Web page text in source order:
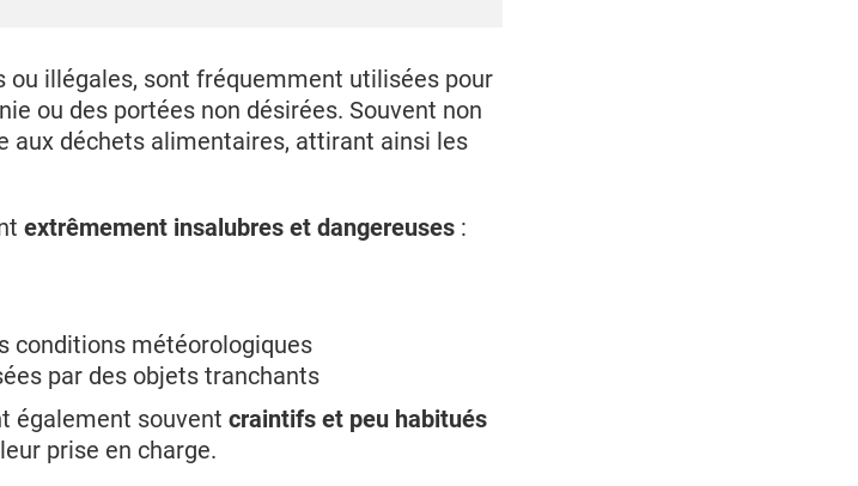
ou illégales, sont fréquemment utilisées pour
ou des portées non désirées. Souvent non
aux déchets alimentaires, attirant ainsi les
extrêmement insalubres et dangereuses :
conditions météorologiques
par des objets tranchants
également souvent craintifs et peu habitués
prise en charge.